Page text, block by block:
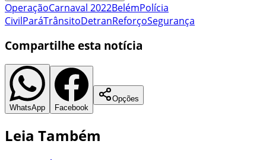
OperaçãoCarnaval 2022BelémPolícia
CivilParáTrânsitoDetranReforçoSegurança
Compartilhe esta notícia
WhatsApp Facebook
Opções
Leia Também